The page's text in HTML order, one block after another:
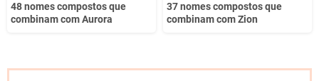
48 nomes compostos que
combinam com Aurora
37 nomes compostos que
combinam com Zion